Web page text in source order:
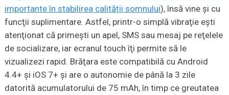
importante în stabilirea calității somnului), însă vine şi cu
funcţii suplimentare. Astfel, printr-o simplă vibraţie eşti
atenţionat că primeşti un apel, SMS sau mesaj pe reţelele
de socializare, iar ecranul touch îţi permite să le
vizualizezi rapid. Brăţara este compatibilă cu Android
4.4+ şi iOS 7+ şi are o autonomie de până la 3 zile
datorită acumulatorului de 75 mAh, în timp ce greutatea